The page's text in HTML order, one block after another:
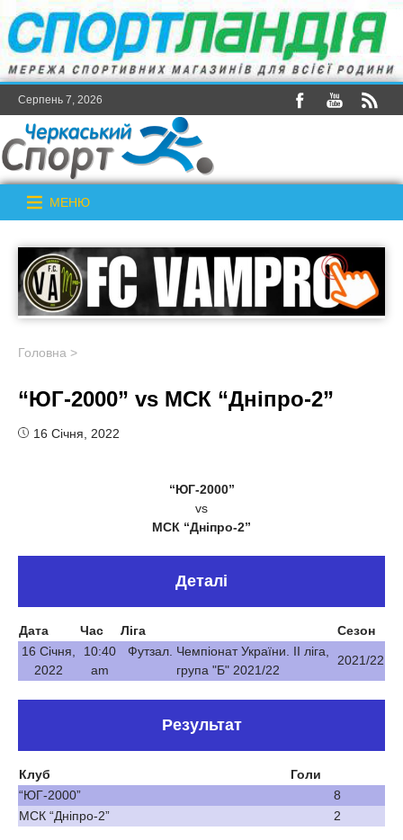
Серпень 7, 2026
МЕНЮ
Головна >
“ЮГ-2000” vs МСК “Дніпро-2”
16 Січня, 2022
“ЮГ-2000”
vs
МСК “Дніпро-2”
Деталі
Дата Час Ліга
Сезон
16 Січня,
2022
10:40
am
Футзал. Чемпіонат України. ІІ ліга,
група "Б" 2021/22
2021/22
Результат
Клуб
Голи
“ЮГ-2000”
8
МСК “Дніпро-2”
2